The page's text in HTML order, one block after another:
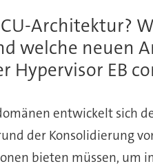
Architektur?
welche neuen
Hypervisor EB
entwickelt sich
der Konsolidierung
bieten müssen,